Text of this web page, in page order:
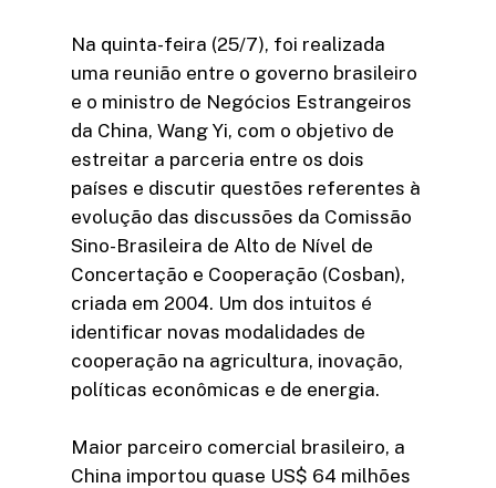
Na quinta-feira (25/7), foi realizada
uma reunião entre o governo brasileiro
e o ministro de Negócios Estrangeiros
da China, Wang Yi, com o objetivo de
estreitar a parceria entre os dois
países e discutir questões referentes à
evolução das discussões da Comissão
Sino-Brasileira de Alto de Nível de
Concertação e Cooperação (Cosban),
criada em 2004. Um dos intuitos é
identificar novas modalidades de
cooperação na agricultura, inovação,
políticas econômicas e de energia.
Maior parceiro comercial brasileiro, a
China importou quase US$ 64 milhões